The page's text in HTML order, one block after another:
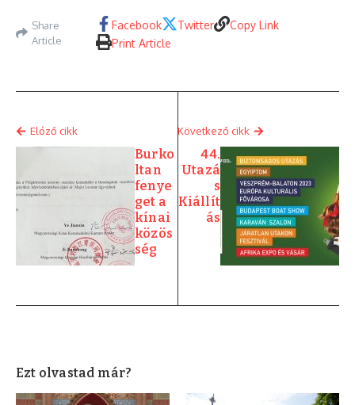
Share
Article
Facebook Twitter
Copy Link
Print Article
Elóző cikk
Burko
ltan
fenye
get a
kínai
közös
ség
Következő cikk
44.
Utazá
s
Kiállít
ás
Ezt olvastad már?